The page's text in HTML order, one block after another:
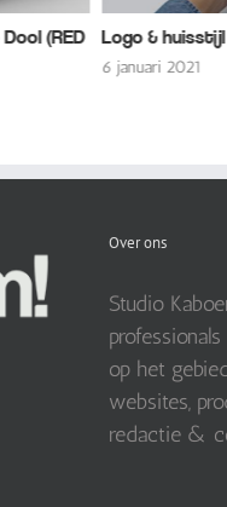
Van der Peet
Over ons
Studio
op het
websites,
redactie &